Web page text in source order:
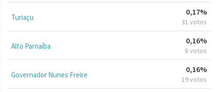
Turiaçu
0,17%
31 votos
Alto Parnaíba
0,16%
8 votos
Governador Nunes Freire
0,16%
19 votos